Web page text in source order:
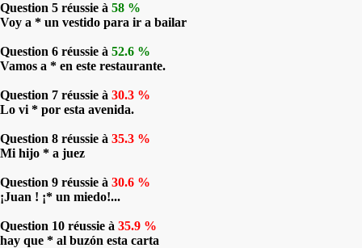
Question 5 réussie à 58 %
Voy a * un vestido para ir a bailar
Question 6 réussie à 52.6 %
Vamos a * en este restaurante.
Question 7 réussie à 30.3 %
Lo vi * por esta avenida.
Question 8 réussie à 35.3 %
Mi hijo * a juez
Question 9 réussie à 30.6 %
¡Juan ! ¡* un miedo!...
Question 10 réussie à 35.9 %
hay que * al buzón esta carta